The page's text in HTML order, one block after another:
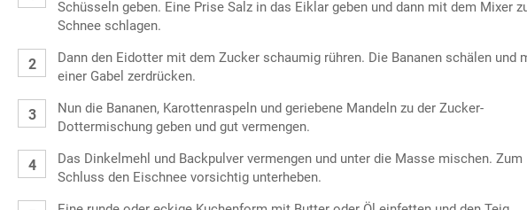
Schüsseln geben. Eine Prise Salz in das Eiklar geben und dann mit dem Mixer
Schnee schlagen.
Dann den Eidotter mit dem Zucker schaumig rühren. Die Bananen schälen und
einer Gabel zerdrücken.
Nun die Bananen, Karottenraspeln und geriebene Mandeln zu der Zucker-
Dottermischung geben und gut vermengen.
Das Dinkelmehl und Backpulver vermengen und unter die Masse mischen. Zum
Schluss den Eischnee vorsichtig unterheben.